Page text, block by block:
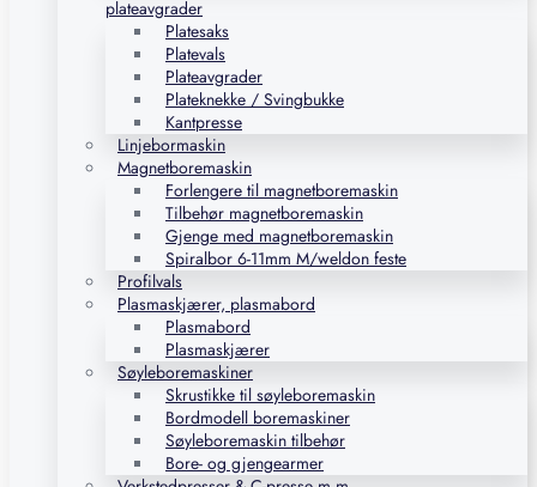
plateavgrader
Platesaks
Platevals
Plateavgrader
Plateknekke / Svingbukke
Kantpresse
Linjebormaskin
Magnetboremaskin
Forlengere til magnetboremaskin
Tilbehør magnetboremaskin
Gjenge med magnetboremaskin
Spiralbor 6-11mm M/weldon feste
Profilvals
Plasmaskjærer, plasmabord
Plasmabord
Plasmaskjærer
Søyleboremaskiner
Skrustikke til søyleboremaskin
Bordmodell boremaskiner
Søyleboremaskin tilbehør
Bore- og gjengearmer